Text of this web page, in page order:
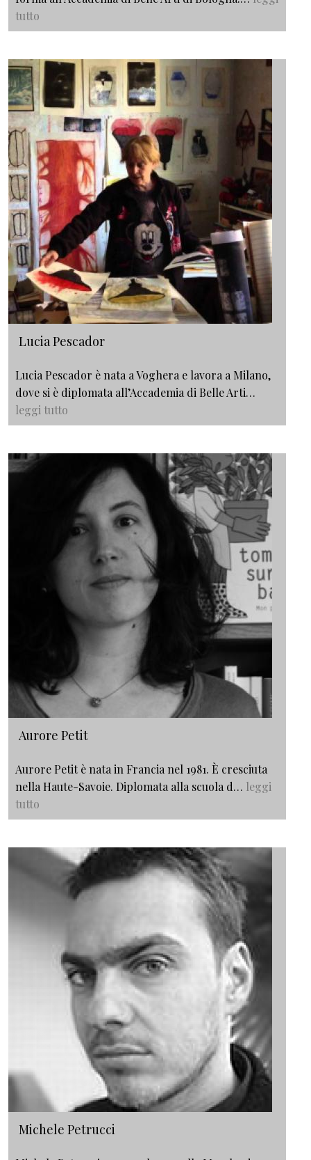
tutto
Lucia Pescador
Lucia Pescador è nata a Voghera e lavora a Milano,
dove si è diplomata all’Accademia di Belle Arti…
leggi tutto
Aurore Petit
Aurore Petit è nata in Francia nel 1981. È cresciuta
nella Haute-Savoie. Diplomata alla scuola d… leggi
tutto
Michele Petrucci